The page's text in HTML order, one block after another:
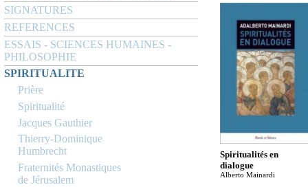
SIGNATURES
REFERENCES
ESSAIS - SCIENCES HUMAINES -
PHILOSOPHIE
SPIRITUALITE
Prière
Spiritualité
Jacques Gauthier
Thierry-Dominique
Humbrecht
Fraternités Monastiques
de Jérusalem
Spiritualités en
dialogue
Alberto Mainardi